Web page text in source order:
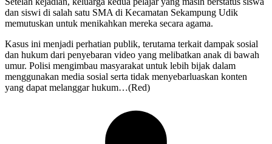
dan siswi di salah satu SMA di Kecamatan Sekampung Udik
memutuskan untuk menikahkan mereka secara agama.
Kasus ini menjadi perhatian publik, terutama terkait dampak sosial
dan hukum dari penyebaran video yang melibatkan anak di bawah
umur. Polisi mengimbau masyarakat untuk lebih bijak dalam
menggunakan media sosial serta tidak menyebarluaskan konten
yang dapat melanggar hukum…(Red)